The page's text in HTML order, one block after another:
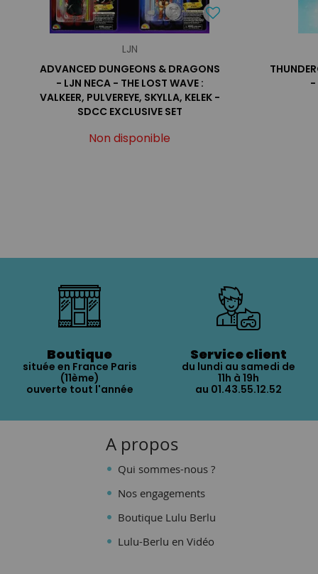
LJN
ADVANCED DUNGEONS & DRAGONS
- LJN NECA - THE LOST WAVE :
VALKEER, PULVEREYE, SKYLLA, KELEK -
SDCC EXCLUSIVE SET
Non disponible
-
Boutique
située en France Paris
(11ème)
ouverte tout l'année
Service client
du lundi au samedi de
11h à 19h
au 01.43.55.12.52
A propos
Qui sommes-nous ?
Nos engagements
Boutique Lulu Berlu
Lulu-Berlu en Vidéo